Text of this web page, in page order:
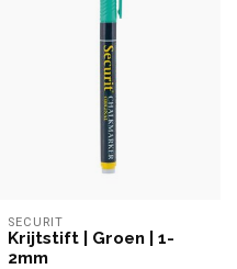
SECURIT
Krijtstift | Groen | 1-
2mm